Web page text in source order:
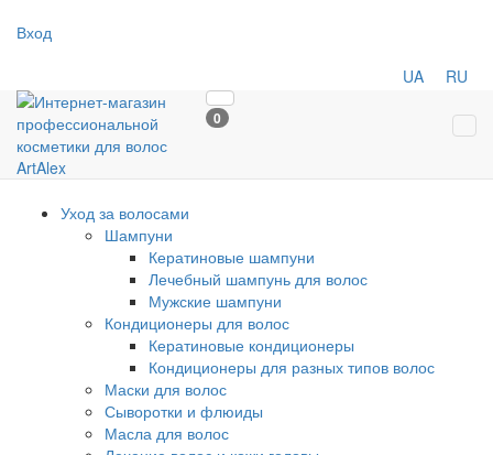
Вход
UA RU
0
Уход за волосами
Шампуни
Кератиновые шампуни
Лечебный шампунь для волос
Мужские шампуни
Кондиционеры для волос
Кератиновые кондиционеры
Кондиционеры для разных типов волос
Маски для волос
Сыворотки и флюиды
Масла для волос